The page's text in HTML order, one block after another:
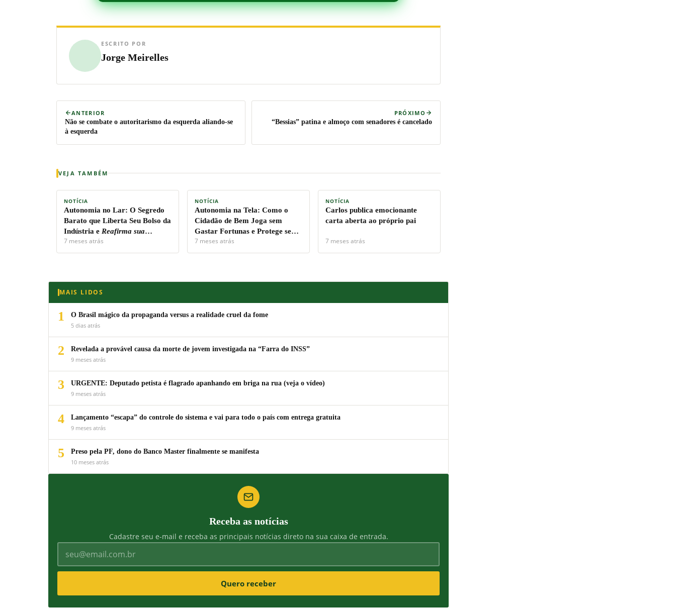
ESCRITO POR
Jorge Meirelles
ANTERIOR
Não se combate o autoritarismo da esquerda aliando-se
à esquerda
PRÓXIMO
“Bessias” patina e almoço com senadores é cancelado
VEJA TAMBÉM
NOTÍCIA
Autonomia no Lar: O Segredo
Barato que Liberta Seu Bolso da
Indústria e Reafirma sua
Soberania Pessoal!
7 meses atrás
NOTÍCIA
Autonomia na Tela: Como o
Cidadão de Bem Joga sem
Gastar Fortunas e Protege seu
Capital.
7 meses atrás
NOTÍCIA
Carlos publica emocionante
carta aberta ao próprio pai
7 meses atrás
MAIS LIDOS
1
O Brasil mágico da propaganda versus a realidade cruel da fome
5 dias atrás
2
Revelada a provável causa da morte de jovem investigada na “Farra do INSS”
9 meses atrás
3
URGENTE: Deputado petista é flagrado apanhando em briga na rua (veja o vídeo)
9 meses atrás
4
Lançamento “escapa” do controle do sistema e vai para todo o país com entrega gratuita
9 meses atrás
5
Preso pela PF, dono do Banco Master finalmente se manifesta
10 meses atrás
Receba as notícias
Cadastre seu e-mail e receba as principais notícias direto na sua caixa de entrada.
Quero receber